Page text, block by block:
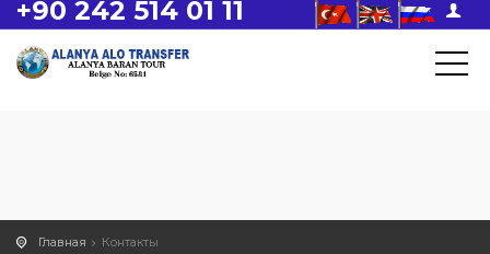
+90 242 514 01 11
Главная Контакты